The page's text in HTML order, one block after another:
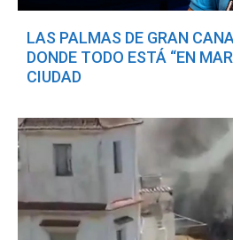
LAS PALMAS DE GRAN
DONDE TODO ESTÁ “EN
CIUDAD